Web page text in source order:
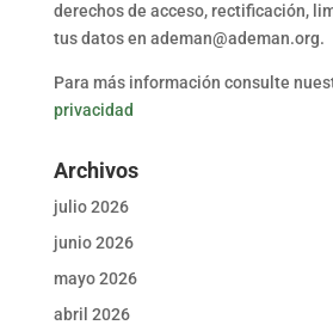
derechos de acceso, rectificación,
tus datos en ademan@ademan.org.
Para más información consulte
privacidad
Archivos
julio 2026
junio 2026
mayo 2026
abril 2026